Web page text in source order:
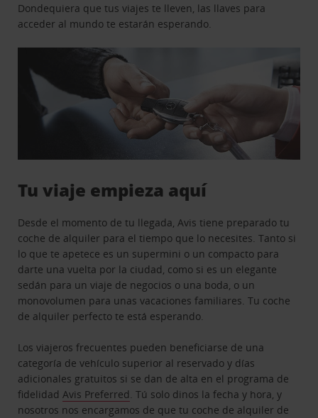
Dondequiera que tus viajes te lleven, las llaves para
acceder al mundo te estarán esperando.
Tu viaje empieza aquí
Desde el momento de tu llegada, Avis tiene preparado tu
coche de alquiler para el tiempo que lo necesites. Tanto si
lo que te apetece es un supermini o un compacto para
darte una vuelta por la ciudad, como si es un elegante
sedán para un viaje de negocios o una boda, o un
monovolumen para unas vacaciones familiares. Tu coche
de alquiler perfecto te está esperando.
Los viajeros frecuentes pueden beneficiarse de una
categoría de vehículo superior al reservado y días
adicionales gratuitos si se dan de alta en el programa de
fidelidadAvis Preferred. Tú solo dinos la fecha y hora, y
nosotros nos encargamos de que tu coche de alquiler de